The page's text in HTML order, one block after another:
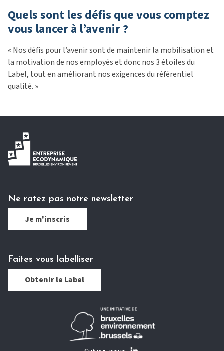
Quels sont les défis que vous comptez
vous lancer à l’avenir ?
« Nos défis pour l’avenir sont de maintenir la mobilisation et
la motivation de nos employés et donc nos 3 étoiles du
Label, tout en améliorant nos exigences du référentiel
qualité. »
Ne ratez pas notre newsletter
Je m'inscris
Faites vous labelliser
Obtenir le Label